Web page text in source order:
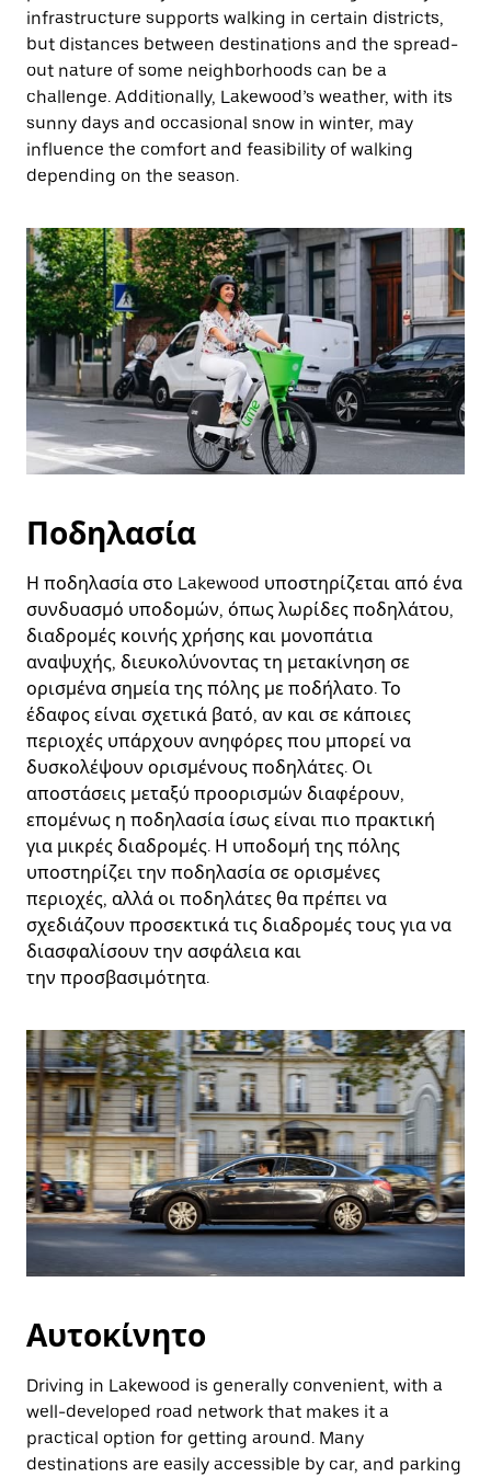
infrastructure supports walking in certain districts,
but distances between destinations and the spread-
out nature of some neighborhoods can be a
challenge. Additionally, Lakewood’s weather, with its
sunny days and occasional snow in winter, may
influence the comfort and feasibility of walking
depending on the season.
Ποδηλασία
Η ποδηλασία στο Lakewood υποστηρίζεται από ένα
συνδυασμό υποδομών, όπως λωρίδες ποδηλάτου,
διαδρομές κοινής χρήσης και μονοπάτια
αναψυχής, διευκολύνοντας τη μετακίνηση σε
ορισμένα σημεία της πόλης με ποδήλατο. Το
έδαφος είναι σχετικά βατό, αν και σε κάποιες
περιοχές υπάρχουν ανηφόρες που μπορεί να
δυσκολέψουν ορισμένους ποδηλάτες. Οι
αποστάσεις μεταξύ προορισμών διαφέρουν,
επομένως η ποδηλασία ίσως είναι πιο πρακτική
για μικρές διαδρομές. Η υποδομή της πόλης
υποστηρίζει την ποδηλασία σε ορισμένες
περιοχές, αλλά οι ποδηλάτες θα πρέπει να
σχεδιάζουν προσεκτικά τις διαδρομές τους για να
διασφαλίσουν την ασφάλεια και
την προσβασιμότητα.
Αυτοκίνητο
Driving in Lakewood is generally convenient, with a
well-developed road network that makes it a
practical option for getting around. Many
destinations are easily accessible by car, and parking